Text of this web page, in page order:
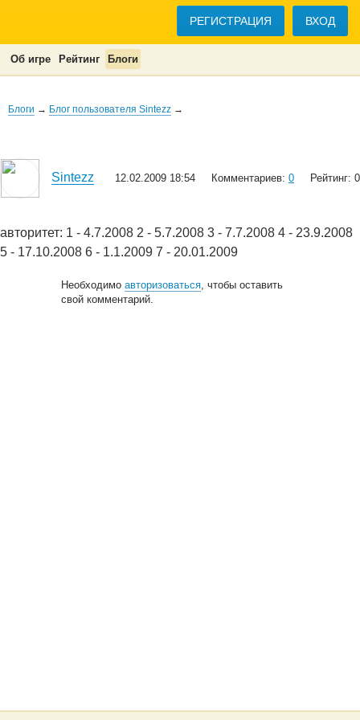
РЕГИСТРАЦИЯ ВХОД
Об игре Рейтинг Блоги
Блоги → Блог пользователя Sintezz →
Sintezz 12.02.2009 18:54 Комментариев: 0 Рейтинг: 0
авторитет: 1 - 4.7.2008 2 - 5.7.2008 3 - 7.7.2008 4 - 23.9.2008
5 - 17.10.2008 6 - 1.1.2009 7 - 20.01.2009
Необходимоавторизоваться, чтобы оставить
свой комментарий.